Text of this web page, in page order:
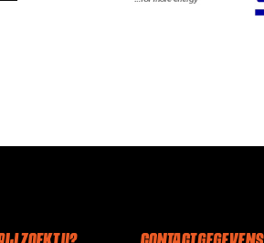
ZOEKT U? CONTACT GEGEVENS